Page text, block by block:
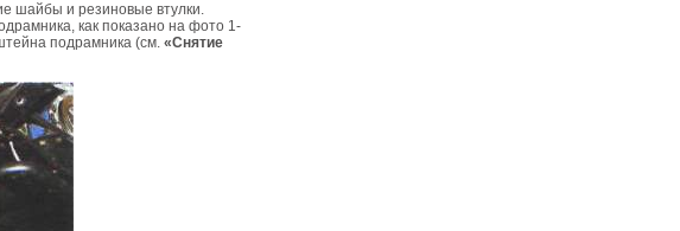
шайбы и резиновые втулки.
как показано на фото 1-
подрамника (см.«Снятие